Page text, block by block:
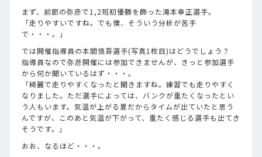
まず、前節の弥彦で1,2班初優勝を飾った滝本幸正選手。
「走りやすいですね。でも僕、そういう分析が苦手
で・・・。」
では開催指導員の本間慎吾選手(写真1枚目)はどうでしょう？
指導員なので弥彦開催には参加できませんが、きっと参加選手
から何か聞いているはず・・・。
「綺麗で走りやすくなったと聞きますね。練習でも走りやすく
なりました。ただ選手によっては、バンクが重たくなったとい
う人もいます。気温が上がる夏だからタイムが出ていたと思う
んですが、このあと気温が下がって、重たく感じる選手も出てき
そうです。」
おお、なるほど・・・。